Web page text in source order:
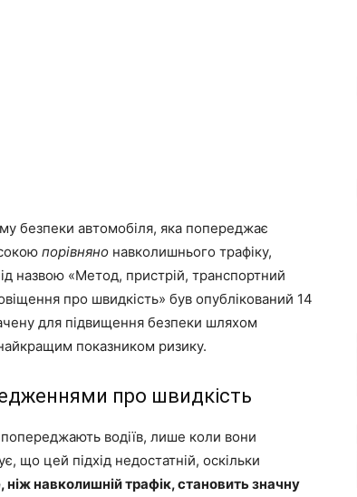
безпеки автомобіля, яка попереджає
порівняно навколишнього трафіку,
назвою «Метод, пристрій, транспортний
про швидкість» був опублікований 14
для підвищення безпеки шляхом
показником ризику.
про швидкість
водіїв, лише коли вони
цей підхід недостатній, оскільки
навколишній трафік, становить значну